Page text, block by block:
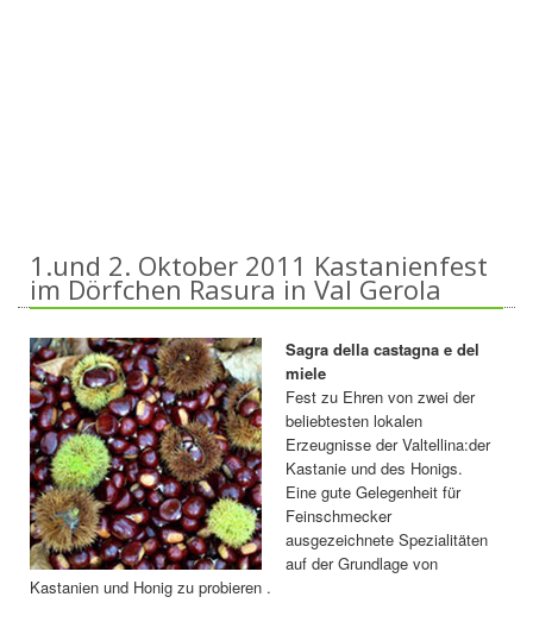
1.und 2. Oktober 2011 Kastanienfest
im Dörfchen Rasura in Val Gerola
Sagra della castagna e del
miele
Fest zu Ehren von zwei der
beliebtesten lokalen
Erzeugnisse der Valtellina:der
Kastanie und des Honigs.
Eine gute Gelegenheit für
Feinschmecker
ausgezeichnete Spezialitäten
auf der Grundlage von
Kastanien und Honig zu probieren .